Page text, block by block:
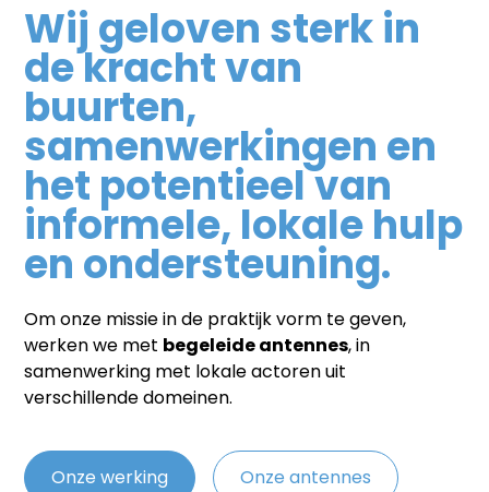
Wij geloven sterk in
de kracht van
buurten,
samenwerkingen en
het potentieel van
informele, lokale hulp
en ondersteuning.
Om onze missie in de praktijk vorm te geven,
werken we met begeleide antennes, in
samenwerking met lokale actoren uit
verschillende domeinen.
Onze werking Onze antennes